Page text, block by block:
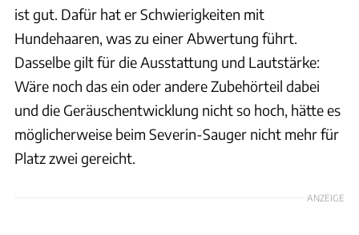
ist gut. Dafür hat er Schwierigkeiten mit
Hundehaaren, was zu einer Abwertung führt.
Dasselbe gilt für die Ausstattung und Lautstärke:
Wäre noch das ein oder andere Zubehörteil dabei
und die Geräuschentwicklung nicht so hoch, hätte es
möglicherweise beim Severin-Sauger nicht mehr für
Platz zwei gereicht.
ANZEIGE